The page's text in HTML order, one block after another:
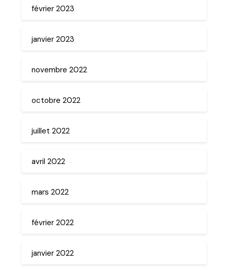
février 2023
janvier 2023
novembre 2022
octobre 2022
juillet 2022
avril 2022
mars 2022
février 2022
janvier 2022